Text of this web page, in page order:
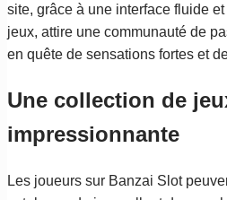
site, grâce à une interface fluide
jeux, attire une communauté de
en quête de sensations fortes et
Une collection de
impressionnante
Les joueurs sur Banzai Slot